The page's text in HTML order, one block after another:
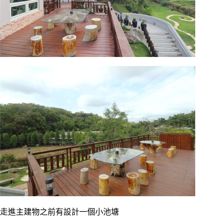
走進主建物之前有設計一個小池塘